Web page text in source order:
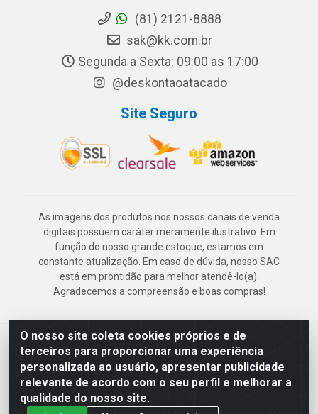
O nosso site coleta cookies próprios e de
terceiros para proporcionar uma experiência
personalizada ao usuário, apresentar publicidade
relevante de acordo com o seu perfil e melhorar a
qualidade do nosso site.
(81) 2121-8888
sak@kk.com.br
Segunda a Sexta: 09:00 as 17:00
@deskontaoatacado
Site Seguro
As imagens dos produtos nos nossos canais de venda
digitais possuem caráter meramente ilustrativo. Em
função do nosso grande estoque, estamos em
constante atualização. Em caso de dúvida, nosso SAC
está em prontidão para melhor atendê-lo(a).
Agradecemos a compreensão e boas compras!
Deskontão Atacado - Av. Marechal Mascarenhas de Morais, 2471 -
Imbiribeira - Recife/PE - CEP 51.150-001 - CNPJ 24.150.377/0003-
57